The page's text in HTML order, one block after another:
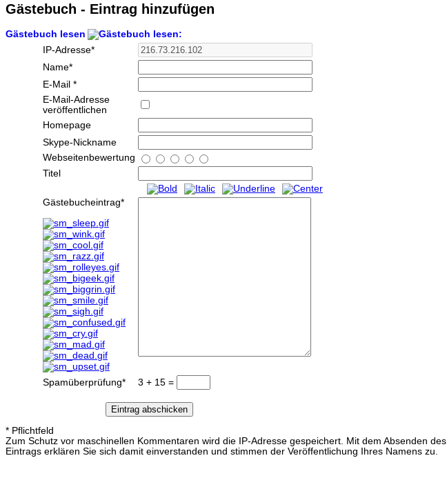
Gästebuch - Eintrag hinzufügen
Gästebuch lesen
IP-Adresse*
Name*
E-Mail *
E-Mail-Adresse
veröffentlichen
Homepage
Skype-Nickname
Webseitenbewertung
Titel
Gästebucheintrag*
Spamüberprüfung* 3 + 15 =
* Pflichtfeld
Zum Schutz vor maschinellen Kommentaren wird die IP-Adresse gespeichert. Mit dem Absenden des
Eintrags erklären Sie sich damit einverstanden und stimmen der Veröffentlichung Ihres Namens zu.